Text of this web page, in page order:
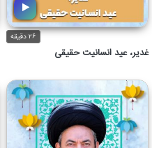
۲۶ دقیقه
غدیر، عید انسانیت حقیقی